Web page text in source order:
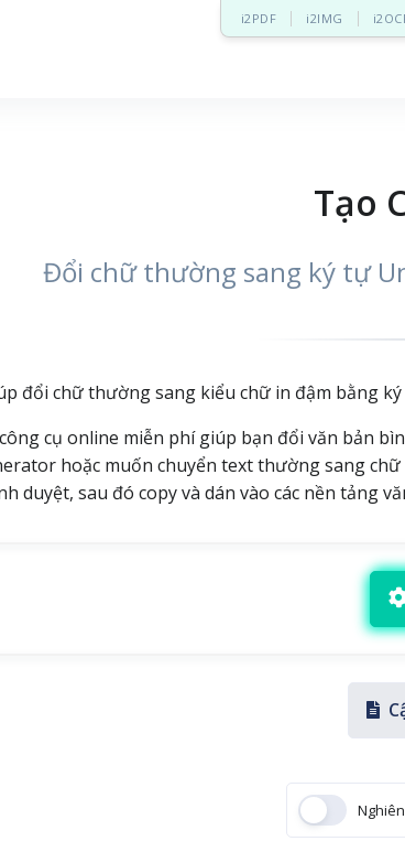
i2PDF i2IMG
Tạo
Đổi chữ thường sang ký tự
đổi chữ thường sang kiểu chữ in đậm bằng
cụ online miễn phí giúp bạn đổi văn bản
hoặc muốn chuyển text thường sang
duyệt, sau đó copy và dán vào các nền tảng